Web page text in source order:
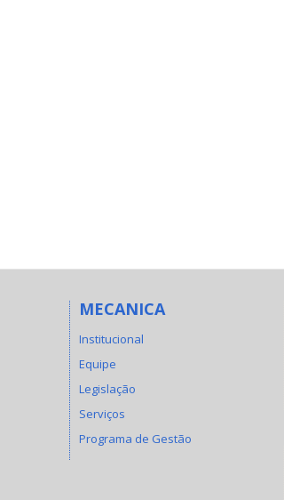
MECANICA
Institucional
Equipe
Legislação
Serviços
Programa de Gestão